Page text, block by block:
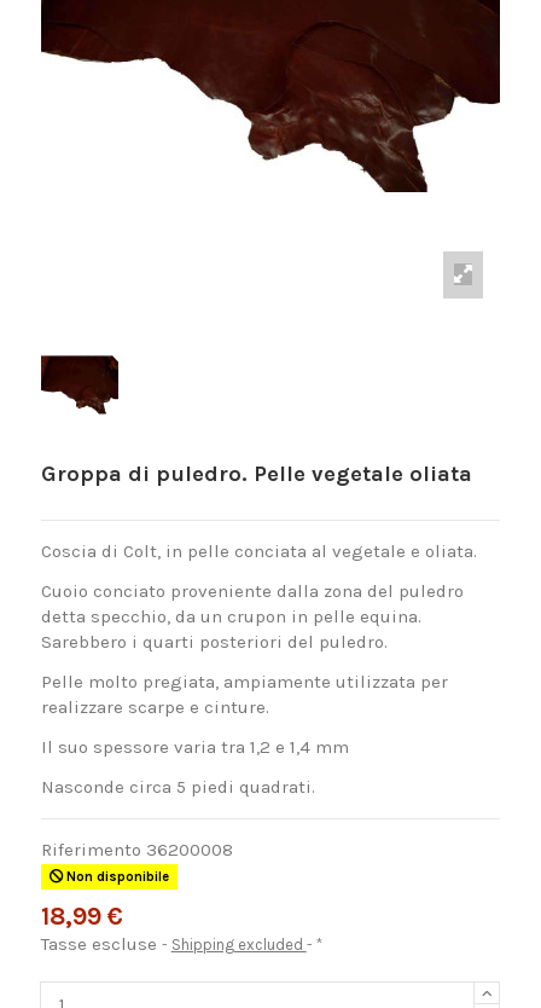
Groppa di puledro. Pelle vegetale oliata
Coscia di Colt, in pelle conciata al vegetale e oliata.
Cuoio conciato proveniente dalla zona del puledro
detta specchio, da un crupon in pelle equina.
Sarebbero i quarti posteriori del puledro.
Pelle molto pregiata, ampiamente utilizzata per
realizzare scarpe e cinture.
Il suo spessore varia tra 1,2 e 1,4 mm
Nasconde circa 5 piedi quadrati.
Riferimento 36200008
Non disponibile
18,99 €
Tasse escluse Shipping excluded *